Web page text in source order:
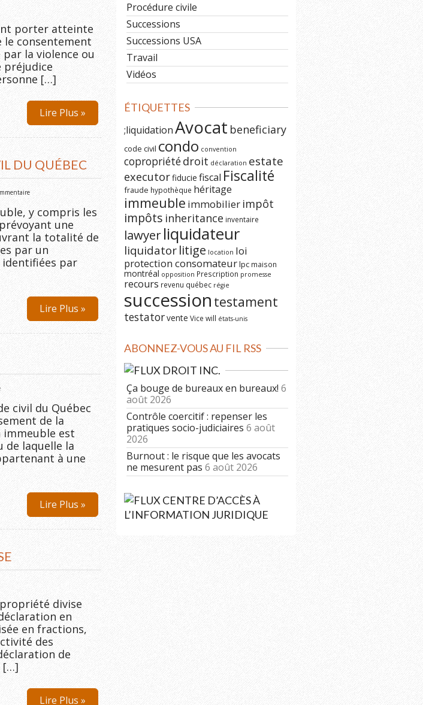
porter atteinte
le consentement
la violence ou
préjudice
[…]
Lire Plus »
DU QUÉBEC
y compris les
une
la totalité de
par un
par
Lire Plus »
civil du Québec
de la
immeuble est
de laquelle la
à une
Lire Plus »
divise
en
en fractions,
des
de
[…]
Lire Plus »
Procédure civile
Successions
Successions USA
Travail
Vidéos
ÉTIQUETTES
;liquidationAvocat beneficiary
code civil condo convention
copropriétédroit déclaration estate
executorfiducie fiscal Fiscalité
fraude hypothèque héritage
immeuble immobilier impôt
impôts inheritance inventaire
lawyerliquidateur
liquidatorlitige location loi
protection consomateurlpc maison
montréal opposition Prescription promesse
recours revenu québec régie
succession testament
testatorvente Vice will états-unis
ABONNEZ-VOUS AU FIL RSS
DROIT INC.
Ça bouge de bureaux en bureaux! 6
août 2026
Contrôle coercitif : repenser les
pratiques socio-judiciaires 6 août
2026
Burnout : le risque que les avocats
ne mesurent pas 6 août 2026
CENTRE D’ACCÈS À
L’INFORMATION JURIDIQUE